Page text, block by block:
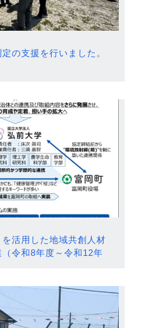
の支援を行いました。
活用した地域共創人材
令和8年度～令和12年